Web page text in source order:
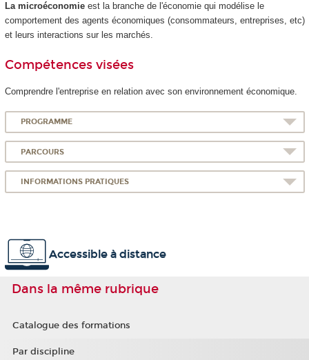
La microéconomieest la branche de l'économie qui modélise le
comportement des agents économiques (consommateurs, entreprises, etc)
et leurs interactions sur les marchés.
Compétences visées
Comprendre l'entreprise en relation avec son environnement économique.
PROGRAMME
PARCOURS
INFORMATIONS PRATIQUES
Accessible à distance
Dans la même rubrique
Catalogue des formations
Par discipline